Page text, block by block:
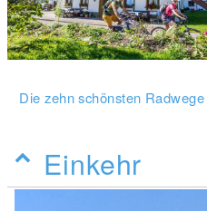
Die zehn schönsten
Einkehr